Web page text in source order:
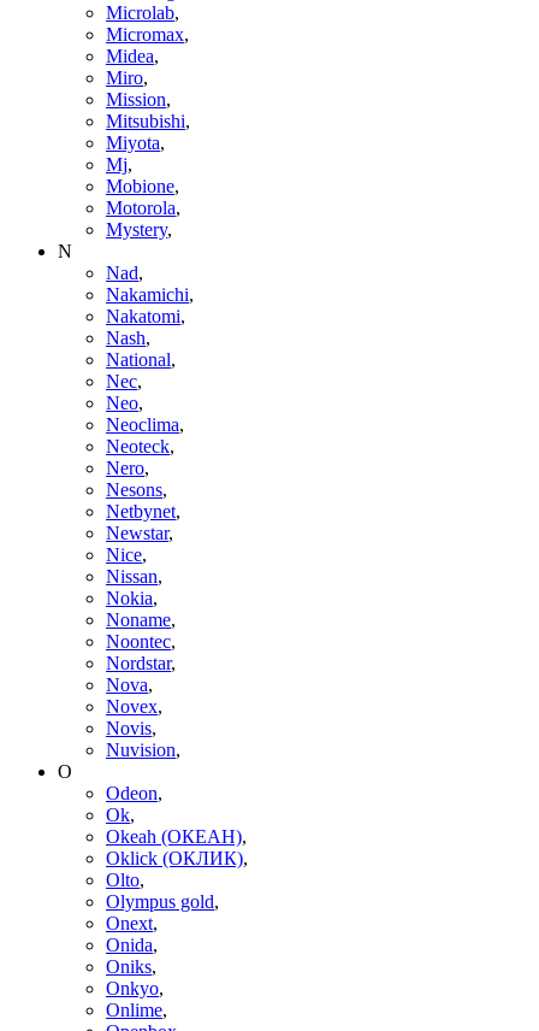
Microlab,
Micromax,
Midea,
Miro,
Mission,
Mitsubishi,
Miyota,
Mj,
Mobione,
Motorola,
Mystery,
N
Nad,
Nakamichi,
Nakatomi,
Nash,
National,
Nec,
Neo,
Neoclima,
Neoteck,
Nero,
Nesons,
Netbynet,
Newstar,
Nice,
Nissan,
Nokia,
Noname,
Noontec,
Nordstar,
Nova,
Novex,
Novis,
Nuvision,
O
Odeon,
Ok,
Okeah (ОКЕАН),
Oklick (ОКЛИК),
Olto,
Olympus gold,
Onext,
Onida,
Oniks,
Onkyo,
Onlime,